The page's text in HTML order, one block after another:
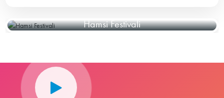
Hamsi Festivali